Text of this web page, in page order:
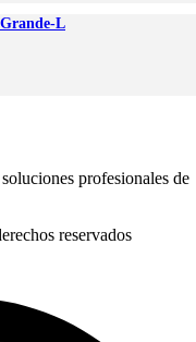
L
profesionales de
reservados